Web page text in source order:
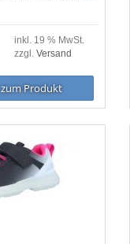
inkl. 19 % MwSt.
zzgl. Versand
zum Produkt